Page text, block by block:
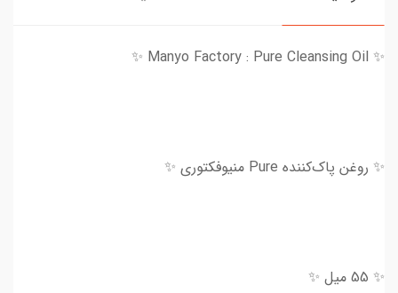
✨ Manyo Factory : Pure Cleansing Oil ✨
✨ روغن پاک‌کننده Pure منیوفکتوری ✨
✨ 55 میل ✨